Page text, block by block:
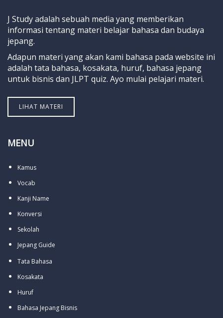
J Study adalah sebuah media yang memberikan
informasi tentang materi belajar bahasa dan budaya
jepang.
Adapun materi yang akan kami bahasa pada website ini
adalah tata bahasa, kosakata, huruf, bahasa jepang
untuk bisnis dan JLPT quiz. Ayo mulai pelajari materi.
LIHAT MATERI
MENU
Kamus
Vocab
Kanji Name
Konversi
Sekolah
Jepang Guide
Tata Bahasa
Kosakata
Huruf
Bahasa Jepang Bisnis